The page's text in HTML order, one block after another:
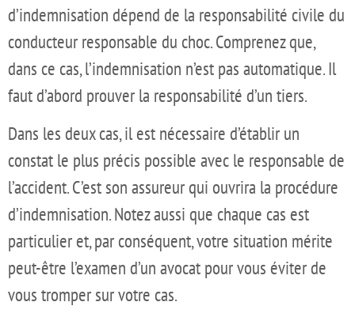
d’indemnisation dépend de la responsabilité civile du
conducteur responsable du choc. Comprenez que,
dans ce cas, l’indemnisation n’est pas automatique. Il
faut d’abord prouver la responsabilité d’un tiers.
Dans les deux cas, il est nécessaire d’établir un
constat le plus précis possible avec le responsable de
l’accident. C’est son assureur qui ouvrira la procédure
d’indemnisation. Notez aussi que chaque cas est
particulier et, par conséquent, votre situation mérite
peut-être l’examen d’un avocat pour vous éviter de
vous tromper sur votre cas.